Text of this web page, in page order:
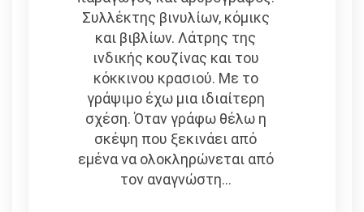
Συλλέκτης βινυλίων, κόμικς
και βιβλίων. Λάτρης της
ινδικής κουζίνας και του
κόκκινου κρασιού. Με το
γράψιμο έχω μια ιδιαίτερη
σχέση. Όταν γράφω θέλω η
σκέψη που ξεκινάει από
εμένα να ολοκληρώνεται από
τον αναγνώστη...